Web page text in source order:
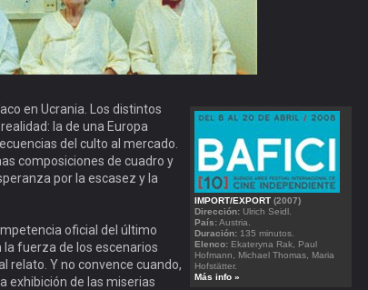
IMPORT/EXPORT (2007)
Dirección: Ulrich Seidl.
País:Austria.
Duración: 135 minutos.
Elenco: Ekateryna Rak, Paul
Hofmann, Michael Thomas, Maria
Hofstätter.
Más info »
en Ucrania. Los distintos
la de una Europa
del culto al mercado.
composiciones de cuadro y
por la escasez y la
oficial del último
la fuerza de los escenarios
relato. Y no convence cuando,
exhibición de las miserias